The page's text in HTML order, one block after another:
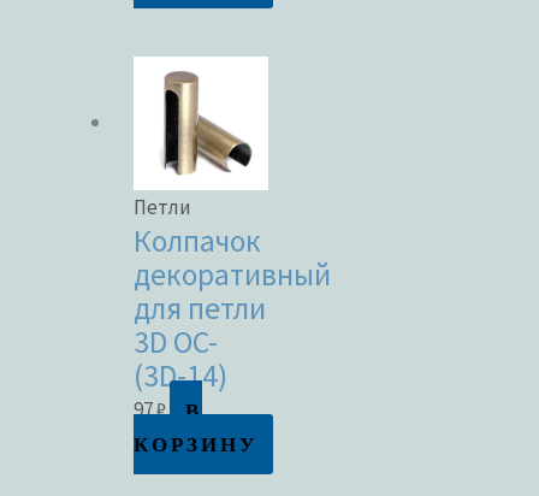
Петли
Колпачок
декоративный
для петли
3D OC-
(3D-14)
97₽
В
КОРЗИНУ